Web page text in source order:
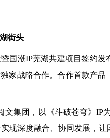
街头
国潮IP芜湖共建项目签约
家战略合作。合作首款产
集团，以《斗破苍穹》IP
现深度融合、协同发展，